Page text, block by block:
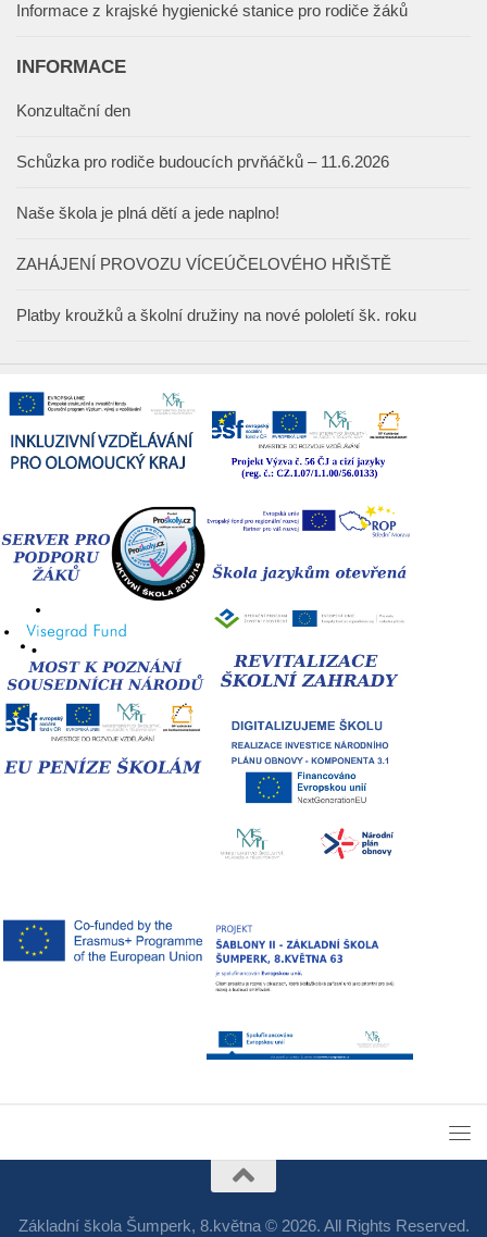
Informace z krajské hygienické stanice pro rodiče žáků
INFORMACE
Konzultační den
Schůzka pro rodiče budoucích prvňáčků – 11.6.2026
Naše škola je plná dětí a jede naplno!
ZAHÁJENÍ PROVOZU VÍCEÚČELOVÉHO HŘIŠTĚ
Platby kroužků a školní družiny na nové pololetí šk. roku
Základní škola Šumperk, 8.května © 2026. All Rights Reserved.